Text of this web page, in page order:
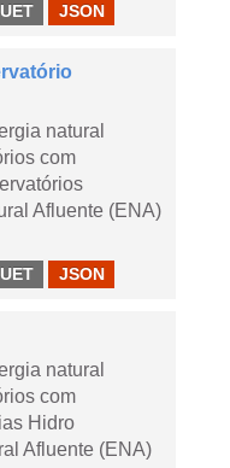
JSON
natural
com
Afluente (ENA)
JSON
natural
com
Hidro
Afluente (ENA)